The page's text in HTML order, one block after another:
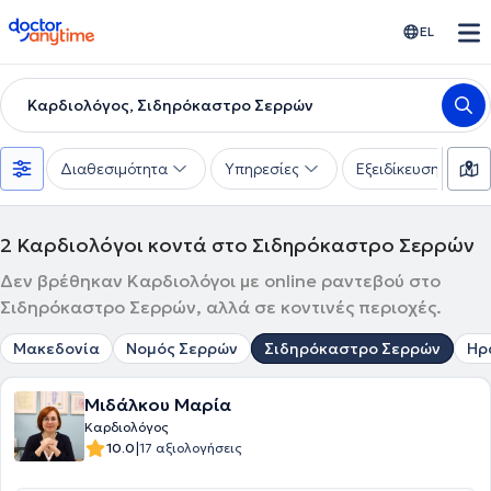
doctoranytime EL
Καρδιολόγος, Σιδηρόκαστρο Σερρών
Διαθεσιμότητα Υπηρεσίες Εξειδίκευση
2 Καρδιολόγοι κοντά στο Σιδηρόκαστρο Σερρών
Δεν βρέθηκαν Καρδιολόγοι με online ραντεβού στο
Σιδηρόκαστρο Σερρών, αλλά σε κοντινές περιοχές.
Μακεδονία Νομός Σερρών Σιδηρόκαστρο Σερρών
Μιδάλκου Μαρία
Καρδιολόγος
10.0|17 αξιολογήσεις